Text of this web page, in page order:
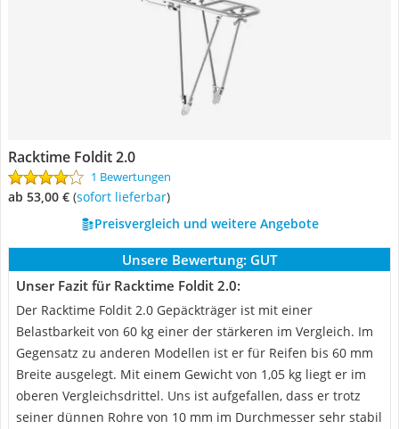
Racktime Foldit 2.0
1 Bewertungen
ab 53,00 € ( Sofort lieferbar)
Preisvergleich und weitere Angebote
Unsere Bewertung: GUT
Unser Fazit für Racktime Foldit 2.0:
Der Racktime Foldit 2.0 Gepäckträger ist mit einer
Belastbarkeit von 60 kg einer der stärkeren im Vergleich. Im
Gegensatz zu anderen Modellen ist er für Reifen bis 60 mm
Breite ausgelegt. Mit einem Gewicht von 1,05 kg liegt er im
oberen Vergleichsdrittel. Uns ist aufgefallen, dass er trotz
seiner dünnen Rohre von 10 mm im Durchmesser sehr stabil